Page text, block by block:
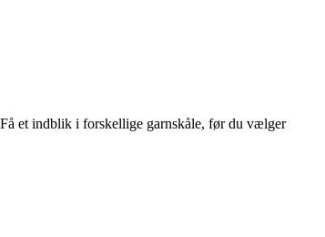
Få et indblik i forskellige garnskåle, før du vælger